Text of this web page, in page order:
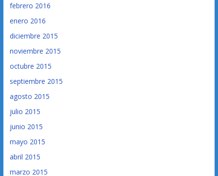
febrero 2016
enero 2016
diciembre 2015
noviembre 2015
octubre 2015
septiembre 2015
agosto 2015
julio 2015
junio 2015
mayo 2015
abril 2015
marzo 2015